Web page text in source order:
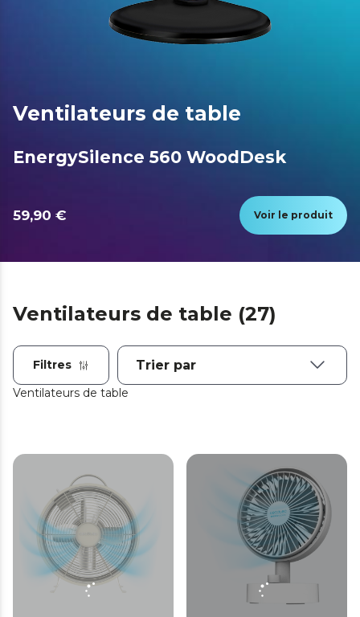
Ventilateurs de table
EnergySilence 560 WoodDesk
59,90 € Voir le produit
Ventilateurs de table (27)
Filtres
Ventilateurs de table